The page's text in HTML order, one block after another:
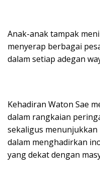
Anak-anak tampak
menyerap berbagai
dalam setiap adegan
Kehadiran Waton Sae
dalam rangkaian
sekaligus
dalam menghadirkan
yang dekat dengan